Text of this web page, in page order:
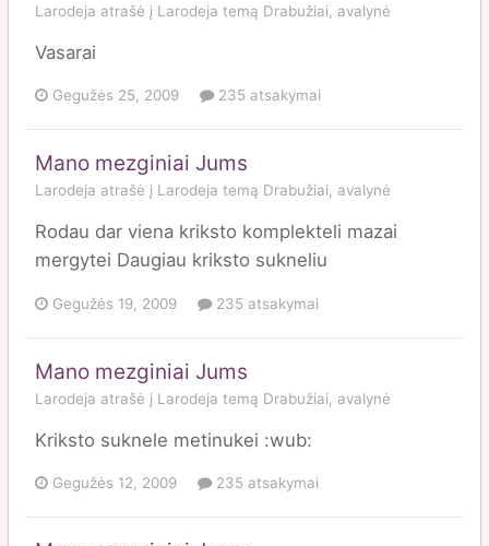
Larodeja atrašė į Larodeja temą Drabužiai, avalynė
Vasarai
Gegužės 25, 2009 235 atsakymai
Mano mezginiai Jums
Larodeja atrašė į Larodeja temą Drabužiai, avalynė
Rodau dar viena kriksto komplekteli mazai
mergytei Daugiau kriksto sukneliu
Gegužės 19, 2009 235 atsakymai
Mano mezginiai Jums
Larodeja atrašė į Larodeja temą Drabužiai, avalynė
Kriksto suknele metinukei :wub:
Gegužės 12, 2009 235 atsakymai